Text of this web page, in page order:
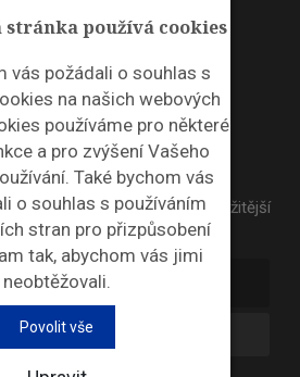
stránka používá cookies
vás požádali o souhlas s
na našich webových
používáme pro některé
a pro zvýšení Vašeho
Také bychom vás
o souhlas s používáním
stran pro přizpůsobení
tak, abychom vás jimi
neobtěžovali.
Povolit vše
PLASTY
NEWSLETTER
Vám budeme zasílat ty nejdůležitější
maximálně 1x týdně.
Odebírat